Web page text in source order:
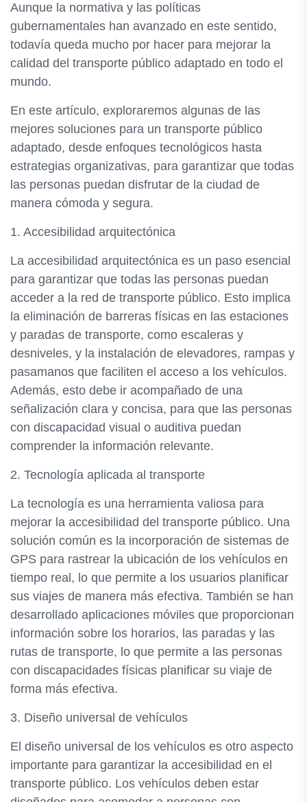
Aunque la normativa y las políticas
gubernamentales han avanzado en este sentido,
todavía queda mucho por hacer para mejorar la
calidad del transporte público adaptado en todo el
mundo.
En este artículo, exploraremos algunas de las
mejores soluciones para un transporte público
adaptado, desde enfoques tecnológicos hasta
estrategias organizativas, para garantizar que todas
las personas puedan disfrutar de la ciudad de
manera cómoda y segura.
1. Accesibilidad arquitectónica
La accesibilidad arquitectónica es un paso esencial
para garantizar que todas las personas puedan
acceder a la red de transporte público. Esto implica
la eliminación de barreras físicas en las estaciones
y paradas de transporte, como escaleras y
desniveles, y la instalación de elevadores, rampas y
pasamanos que faciliten el acceso a los vehículos.
Además, esto debe ir acompañado de una
señalización clara y concisa, para que las personas
con discapacidad visual o auditiva puedan
comprender la información relevante.
2. Tecnología aplicada al transporte
La tecnología es una herramienta valiosa para
mejorar la accesibilidad del transporte público. Una
solución común es la incorporación de sistemas de
GPS para rastrear la ubicación de los vehículos en
tiempo real, lo que permite a los usuarios planificar
sus viajes de manera más efectiva. También se han
desarrollado aplicaciones móviles que proporcionan
información sobre los horarios, las paradas y las
rutas de transporte, lo que permite a las personas
con discapacidades físicas planificar su viaje de
forma más efectiva.
3. Diseño universal de vehículos
El diseño universal de los vehículos es otro aspecto
importante para garantizar la accesibilidad en el
transporte público. Los vehículos deben estar